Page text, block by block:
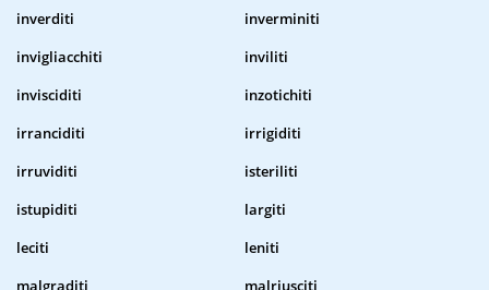
inverditi
inverminiti
invigliacchiti
inviliti
invisciditi
inzotichiti
irranciditi
irrigiditi
irruviditi
isteriliti
istupiditi
largiti
leciti
leniti
malgraditi
malriusciti